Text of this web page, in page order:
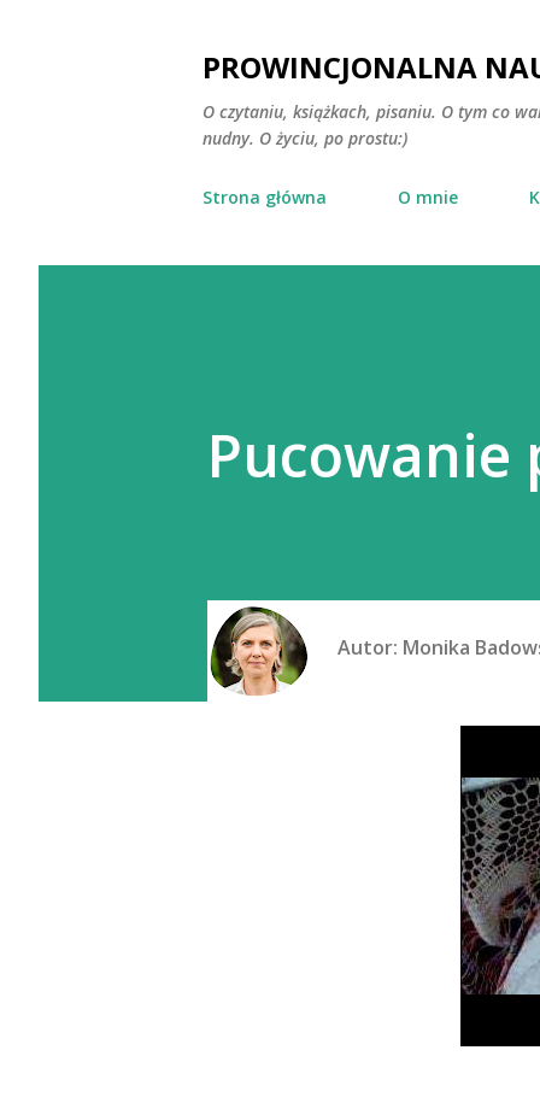
PROWINCJONALNA
O czytaniu, książkach, pisaniu. O tym co
nudny. O życiu, po prostu:)
Strona główna O mnie
Pucowanie
Autor: Monika